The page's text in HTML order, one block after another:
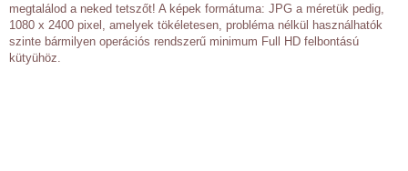
megtalálod a neked tetszőt! A képek formátuma: JPG a méretük pedig,
1080 x 2400 pixel, amelyek tökéletesen, probléma nélkül használhatók
szinte bármilyen operációs rendszerű minimum Full HD felbontású
kütyühöz.